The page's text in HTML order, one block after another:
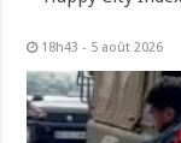
18h43 - 5 août 2026